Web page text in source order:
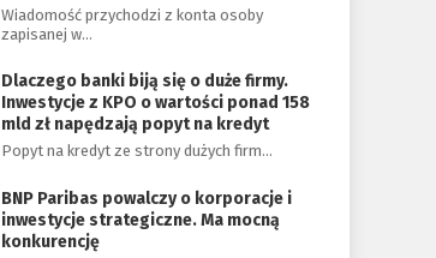
Wiadomość przychodzi z konta osoby
zapisanej w…
Dlaczego banki biją się o duże firmy.
Inwestycje z KPO o wartości ponad 158
mld zł napędzają popyt na kredyt
Popyt na kredyt ze strony dużych firm…
BNP Paribas powalczy o korporacje i
inwestycje strategiczne. Ma mocną
konkurencję